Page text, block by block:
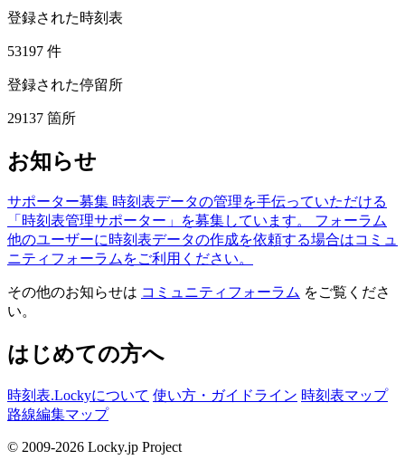
登録された時刻表
53197 件
登録された停留所
29137 箇所
お知らせ
サポーター募集 時刻表データの管理を手伝っていただける
「時刻表管理サポーター」を募集しています。
フォーラム
他のユーザーに時刻表データの作成を依頼する場合はコミュ
ニティフォーラムをご利用ください。
その他のお知らせは コミュニティフォーラム をご覧くださ
い。
はじめての方へ
時刻表.Lockyについて 使い方・ガイドライン 時刻表マップ
路線編集マップ
© 2009-2026 Locky.jp Project